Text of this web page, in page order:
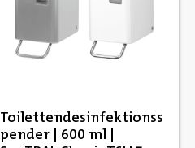
Toilettendesinfektionss
pender | 600 ml |